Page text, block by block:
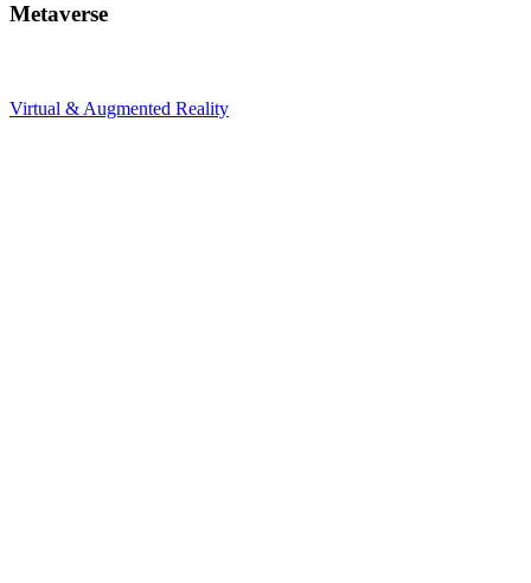
Metaverse
Virtual & Augmented Reality